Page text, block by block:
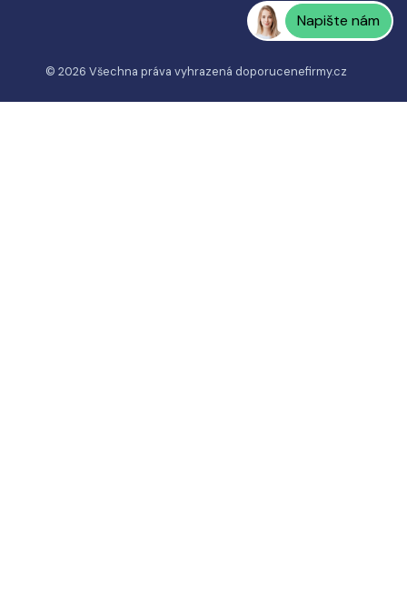
Napište nám
© 2026 Všechna práva vyhrazená doporucenefirmy.cz